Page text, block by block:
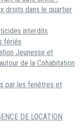
droits dans le quartier
interdits
fériés
Jeunesse et
de la Cohabitation
par les fenêtres et
DE LOCATION